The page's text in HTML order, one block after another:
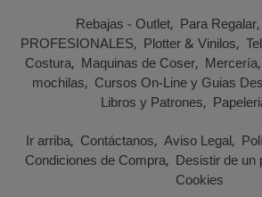
Rebajas - Outlet Para Regalar
PROFESIONALES Plotter & Vinilos
Costura Maquinas de Coser Mercería
mochilas Cursos On-Line y Guias
Libros y Patrones
Ir arriba Contáctanos Aviso Legal
Condiciones de Compra Desistir de un
Cookies